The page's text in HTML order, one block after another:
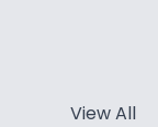
View All